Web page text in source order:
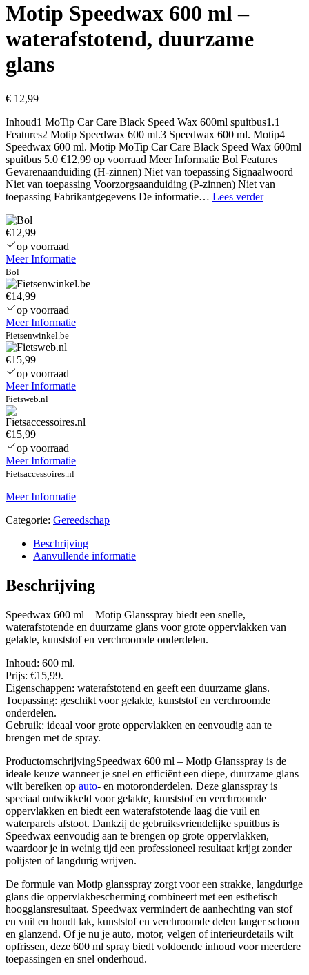
Motip Speedwax 600 ml –
waterafstotend, duurzame
glans
€ 12,99
Inhoud1 MoTip Car Care Black Speed Wax 600ml spuitbus1.1
Features2 Motip Speedwax 600 ml.3 Speedwax 600 ml. Motip4
Speedwax 600 ml. Motip MoTip Car Care Black Speed Wax 600ml
spuitbus 5.0 €12,99 op voorraad Meer Informatie Bol Features
Gevarenaanduiding (H-zinnen) Niet van toepassing Signaalwoord
Niet van toepassing Voorzorgsaanduiding (P-zinnen) Niet van
toepassing Fabrikantgegevens De informatie… Lees verderMotip
€12,99
op voorraad
Meer Informatie
Bol
€14,99
op voorraad
Meer Informatie
Fietsenwinkel.be
€15,99
op voorraad
Meer Informatie
Fietsweb.nl
€15,99
op voorraad
Meer Informatie
Fietsaccessoires.nl
Meer Informatie
Categorie: Gereedschap
Beschrijving
Aanvullende informatie
Beschrijving
Speedwax 600 ml – Motip Glansspray biedt een snelle,
waterafstotende en duurzame glans voor grote oppervlakken van
gelakte, kunststof en verchroomde onderdelen.
Inhoud: 600 ml.
Prijs: €15,99.
Eigenschappen: waterafstotend en geeft een duurzame glans.
Toepassing: geschikt voor gelakte, kunststof en verchroomde
onderdelen.
Gebruik: ideaal voor grote oppervlakken en eenvoudig aan te
brengen met de spray.
ProductomschrijvingSpeedwax 600 ml – Motip Glansspray is de
ideale keuze wanneer je snel en efficiënt een diepe, duurzame glans
wilt bereiken op auto- en motoronderdelen. Deze glansspray is
speciaal ontwikkeld voor gelakte, kunststof en verchroomde
oppervlakken en biedt een waterafstotende laag die vuil en
waterparels afstoot. Dankzij de gebruiksvriendelijke spuitbus is
Speedwax eenvoudig aan te brengen op grote oppervlakken,
waardoor je in weinig tijd een professioneel resultaat krijgt zonder
polijsten of langdurig wrijven.
De formule van Motip glansspray zorgt voor een strakke, langdurige
glans die oppervlakbescherming combineert met een esthetisch
hoogglansresultaat. Speedwax vermindert de aanhechting van stof
en vuil en houdt lak, kunststof en verchroomde delen langer schoon
en glanzend. Of je nu je auto, motor, velgen of interieurdetails wilt
opfrissen, deze 600 ml spray biedt voldoende inhoud voor meerdere
toepassingen en snel onderhoud.